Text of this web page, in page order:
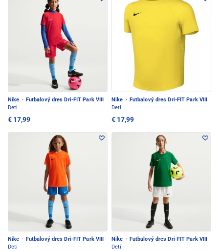
Nike · Futbalový dres Dri-FIT Park VIII
Deti
€ 17,99
Nike · Futbalový dres Dri-FIT Park VIII
Deti
€ 17,99
Nike · Futbalový dres Dri-FIT Park VIII
Deti
Nike · Futbalový dres Dri-FIT Park VIII
Deti